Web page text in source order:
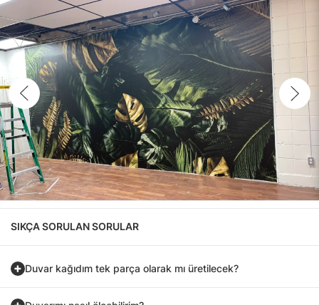
SIKÇA SORULAN SORULAR
Duvar kağıdım tek parça olarak mı üretilecek?